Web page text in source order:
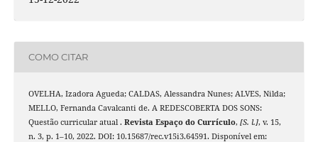
COMO CITAR
OVELHA, Izadora Agueda; CALDAS, Alessandra Nunes; ALVES, Nilda;
MELLO, Fernanda Cavalcanti de. A REDESCOBERTA DOS SONS:
Questão curricular atual . Revista Espaço do Currículo, [S. l.], v. 15,
n. 3, p. 1–10, 2022. DOI: 10.15687/rec.v15i3.64591. Disponível em: